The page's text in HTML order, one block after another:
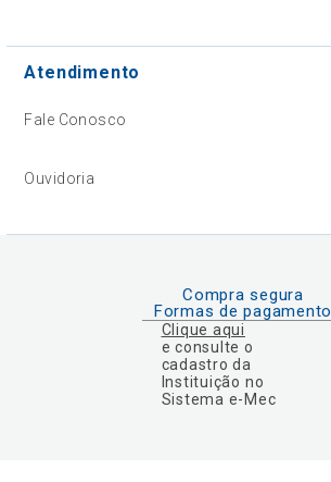
Atendimento
Fale Conosco
Ouvidoria
Compra segura
Formas de pagamento
Clique aqui
e consulte o
cadastro da
Instituição no
Sistema e-Mec